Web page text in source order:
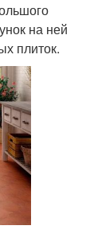
на ней
плиток.